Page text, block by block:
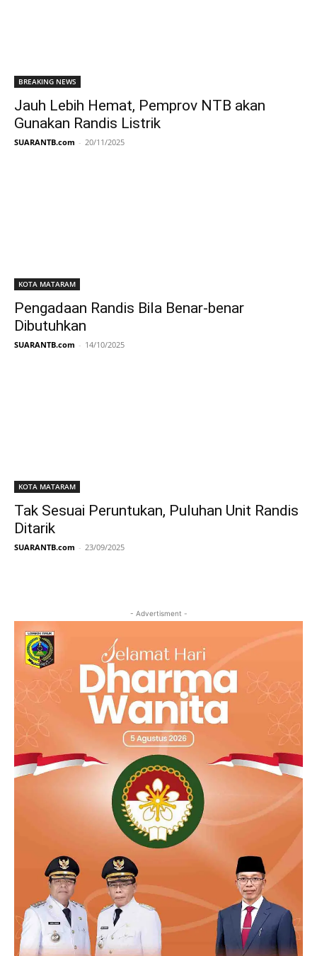
BREAKING NEWS
Jauh Lebih Hemat, Pemprov NTB akan
Gunakan Randis Listrik
SUARANTB.com - 20/11/2025
KOTA MATARAM
Pengadaan Randis Bila Benar-benar
Dibutuhkan
SUARANTB.com - 14/10/2025
KOTA MATARAM
Tak Sesuai Peruntukan, Puluhan Unit Randis
Ditarik
SUARANTB.com - 23/09/2025
- Advertisment -